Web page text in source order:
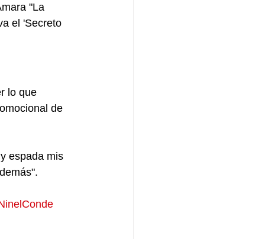
"La
el 'Secreto
lo que
de
espada mis